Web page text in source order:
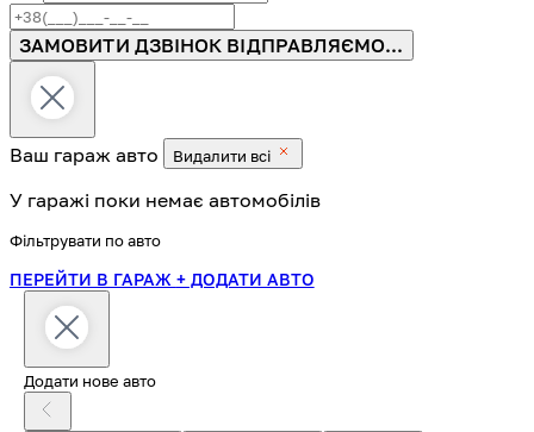
ЗАМОВИТИ ДЗВІНОК ВІДПРАВЛЯЄМО...
Ваш гараж авто Видалити всі
У гаражі поки немає автомобілів
Фільтрувати по авто
ПЕРЕЙТИ В ГАРАЖ + ДОДАТИ АВТО
Додати нове авто